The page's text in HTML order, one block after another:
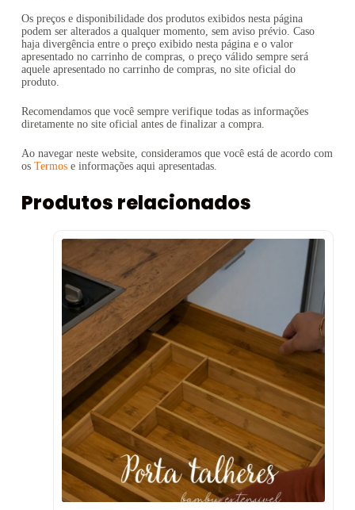
Os preços e disponibilidade dos produtos exibidos nesta página
podem ser alterados a qualquer momento, sem aviso prévio. Caso
haja divergência entre o preço exibido nesta página e o valor
apresentado no carrinho de compras, o preço válido sempre será
aquele apresentado no carrinho de compras, no site oficial do
produto.
Recomendamos que você sempre verifique todas as informações
diretamente no site oficial antes de finalizar a compra.
Ao navegar neste website, consideramos que você está de acordo com
os Termose informações aqui apresentadas.
Produtos relacionados